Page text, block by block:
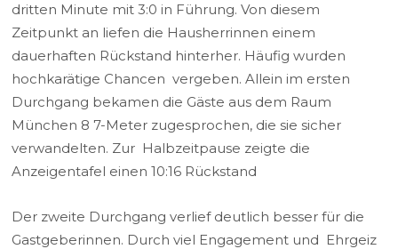
dritten Minute mit 3:0 in Führung. Von diesem
Zeitpunkt an liefen die Hausherrinnen einem
dauerhaften Rückstand hinterher. Häufig wurden
hochkarätige Chancen vergeben. Allein im ersten
Durchgang bekamen die Gäste aus dem Raum
München 8 7-Meter zugesprochen, die sie sicher
verwandelten. Zur Halbzeitpause zeigte die
Anzeigentafel einen 10:16 Rückstand
Der zweite Durchgang verlief deutlich besser für die
Gastgeberinnen. Durch viel Engagement und Ehrgeiz